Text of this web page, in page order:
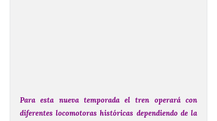
Para esta nueva temporada el tren operará con
diferentes locomotoras históricas dependiendo de la